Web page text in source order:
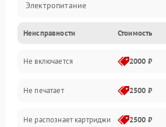
Электропитание
Работа системы
Механика
Оптика
Программное обеспечение
Неисправности Стоимость
Не включается 2000 ₽
Не печатает 2500 ₽
Не распознает картриджи 2500 ₽